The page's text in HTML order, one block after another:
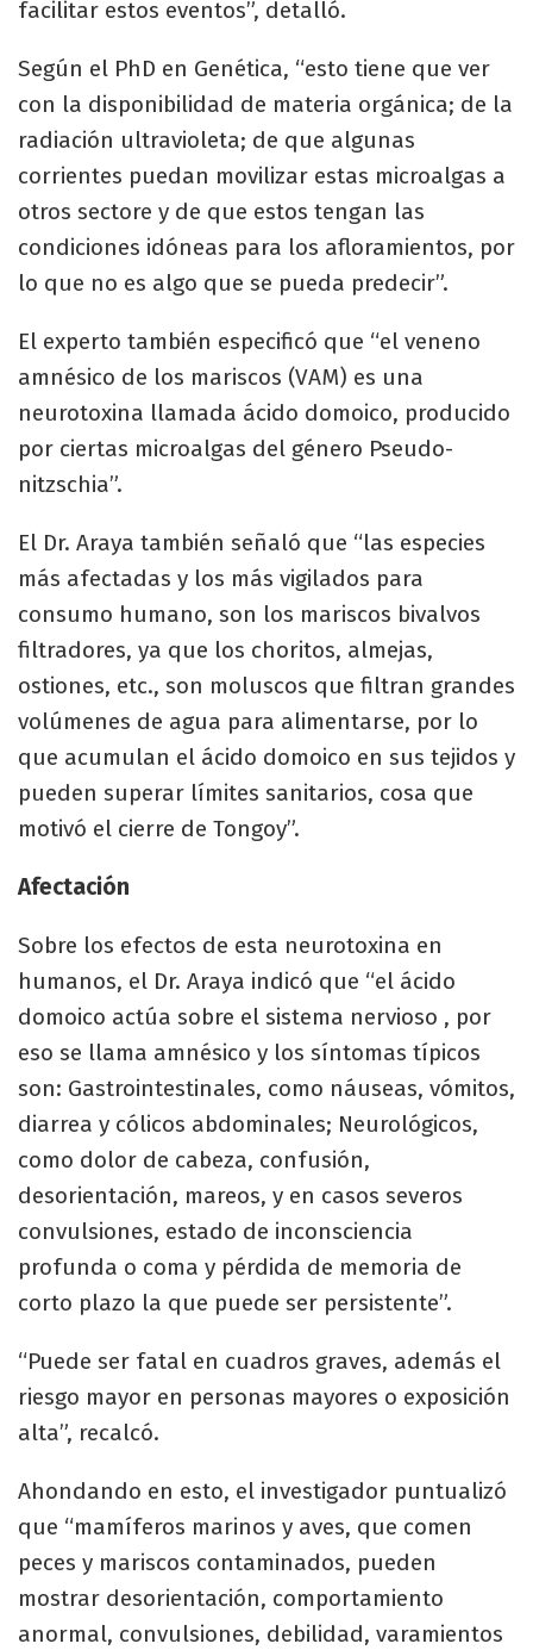
facilitar estos eventos”, detalló.
Según el PhD en Genética, “esto tiene que ver
con la disponibilidad de materia orgánica; de la
radiación ultravioleta; de que algunas
corrientes puedan movilizar estas microalgas a
otros sectore y de que estos tengan las
condiciones idóneas para los afloramientos, por
lo que no es algo que se pueda predecir”.
El experto también especificó que “el veneno
amnésico de los mariscos (VAM) es una
neurotoxina llamada ácido domoico, producido
por ciertas microalgas del género Pseudo-
nitzschia”.
El Dr. Araya también señaló que “las especies
más afectadas y los más vigilados para
consumo humano, son los mariscos bivalvos
filtradores, ya que los choritos, almejas,
ostiones, etc., son moluscos que filtran grandes
volúmenes de agua para alimentarse, por lo
que acumulan el ácido domoico en sus tejidos y
pueden superar límites sanitarios, cosa que
motivó el cierre de Tongoy”.
Afectación
Sobre los efectos de esta neurotoxina en
humanos, el Dr. Araya indicó que “el ácido
domoico actúa sobre el sistema nervioso , por
eso se llama amnésico y los síntomas típicos
son: Gastrointestinales, como náuseas, vómitos,
diarrea y cólicos abdominales; Neurológicos,
como dolor de cabeza, confusión,
desorientación, mareos, y en casos severos
convulsiones, estado de inconsciencia
profunda o coma y pérdida de memoria de
corto plazo la que puede ser persistente”.
“Puede ser fatal en cuadros graves, además el
riesgo mayor en personas mayores o exposición
alta”, recalcó.
Ahondando en esto, el investigador puntualizó
que “mamíferos marinos y aves, que comen
peces y mariscos contaminados, pueden
mostrar desorientación, comportamiento
anormal, convulsiones, debilidad, varamientos